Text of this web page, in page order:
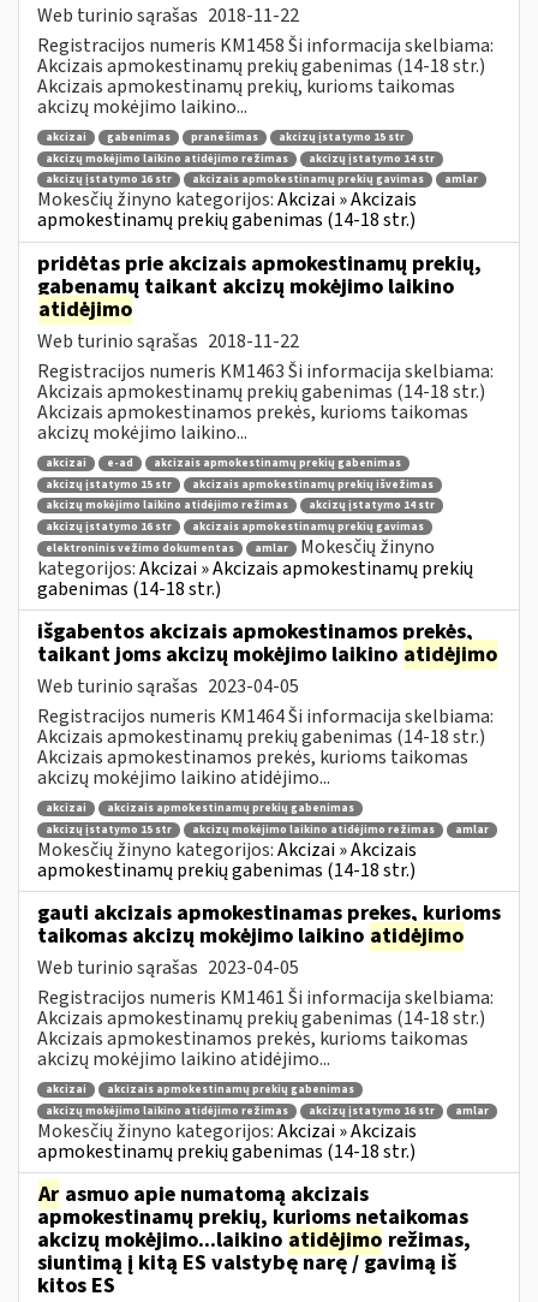
Web turinio sąrašas 2018-11-22
Registracijos numeris KM1458 Ši informacija skelbiama:
Akcizais apmokestinamų prekių gabenimas (14-18 str.)
Akcizais apmokestinamų prekių, kurioms taikomas
akcizų mokėjimo laikino...
akcizai gabenimas pranešimas
akcizų įstatymo 15 str
akcizų mokėjimo laikino atidėjimo režimas
akcizų įstatymo 14 str
akcizų įstatymo 16 str
akcizais apmokestinamų prekių gavimas amlar
Mokesčių žinyno kategorijos:Akcizai » Akcizais
apmokestinamų prekių gabenimas (14-18 str.)
pridėtas prie akcizais apmokestinamų prekių,
gabenamų taikant akcizų mokėjimo laikino
atidėjimo
Web turinio sąrašas 2018-11-22
Registracijos numeris KM1463 Ši informacija skelbiama:
Akcizais apmokestinamų prekių gabenimas (14-18 str.)
Akcizais apmokestinamos prekės, kurioms taikomas
akcizų mokėjimo laikino...
akcizai e-ad
akcizais apmokestinamų prekių gabenimas
akcizų įstatymo 15 str
akcizais apmokestinamų prekių išvežimas
akcizų mokėjimo laikino atidėjimo režimas
akcizų įstatymo 14 str
akcizų įstatymo 16 str
akcizais apmokestinamų prekių gavimas
elektroninis vežimo dokumentas
amlar
Mokesčių žinyno
kategorijos:Akcizai » Akcizais apmokestinamų prekių
gabenimas (14-18 str.)
išgabentos akcizais apmokestinamos prekės,
taikant joms akcizų mokėjimo laikino atidėjimo
Web turinio sąrašas 2023-04-05
Registracijos numeris KM1464 Ši informacija skelbiama:
Akcizais apmokestinamų prekių gabenimas (14-18 str.)
Akcizais apmokestinamos prekės, kurioms taikomas
akcizų mokėjimo laikino atidėjimo...
akcizai
akcizais apmokestinamų prekių gabenimas
akcizų įstatymo 15 str
akcizų mokėjimo laikino atidėjimo režimas amlar
Mokesčių žinyno kategorijos:Akcizai » Akcizais
apmokestinamų prekių gabenimas (14-18 str.)
gauti akcizais apmokestinamas prekes, kurioms
taikomas akcizų mokėjimo laikino atidėjimo
Web turinio sąrašas 2023-04-05
Registracijos numeris KM1461 Ši informacija skelbiama:
Akcizais apmokestinamų prekių gabenimas (14-18 str.)
Akcizais apmokestinamos prekės, kurioms taikomas
akcizų mokėjimo laikino atidėjimo...
akcizai
akcizais apmokestinamų prekių gabenimas
akcizų mokėjimo laikino atidėjimo režimas
akcizų įstatymo 16 str amlar
Mokesčių žinyno kategorijos:Akcizai » Akcizais
apmokestinamų prekių gabenimas (14-18 str.)
Ar asmuo apie numatomą akcizais
apmokestinamų prekių, kurioms netaikomas
akcizų mokėjimo...laikino atidėjimo režimas,
siuntimą į kitą ES valstybę narę / gavimą iš
kitos ES